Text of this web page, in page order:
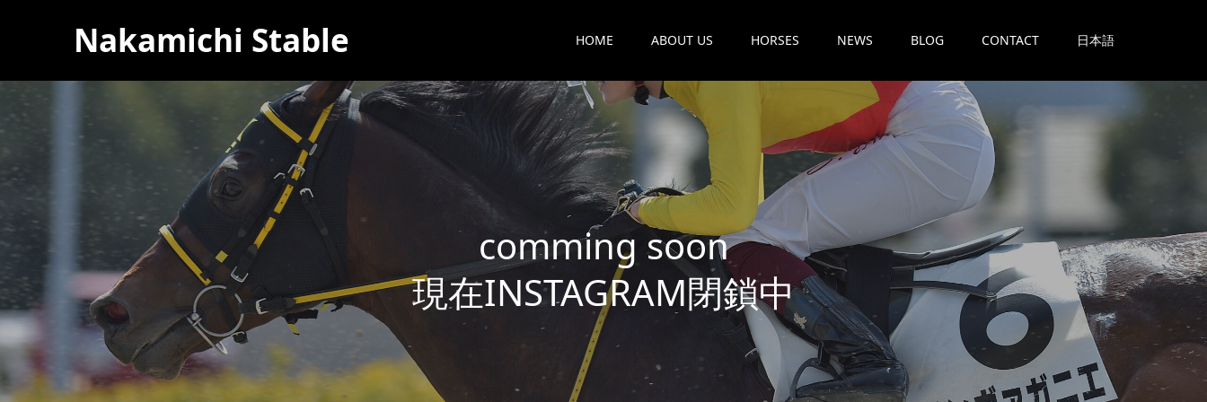
Nakamichi Stable HOME ABOUT US HORSES NEWS BLOG CONTACT 日本語
comming soon
現在INSTAGRAM閉鎖中